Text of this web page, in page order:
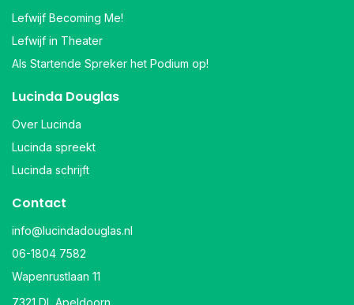
Lefwijf Becoming Me!
Lefwijf in Theater
Als Startende Spreker het Podium op!
Lucinda Douglas
Over Lucinda
Lucinda spreekt
Lucinda schrijft
Contact
info@lucindadouglas.nl
06-1804 7582
Wapenrustlaan 11
7321 DL Apeldoorn